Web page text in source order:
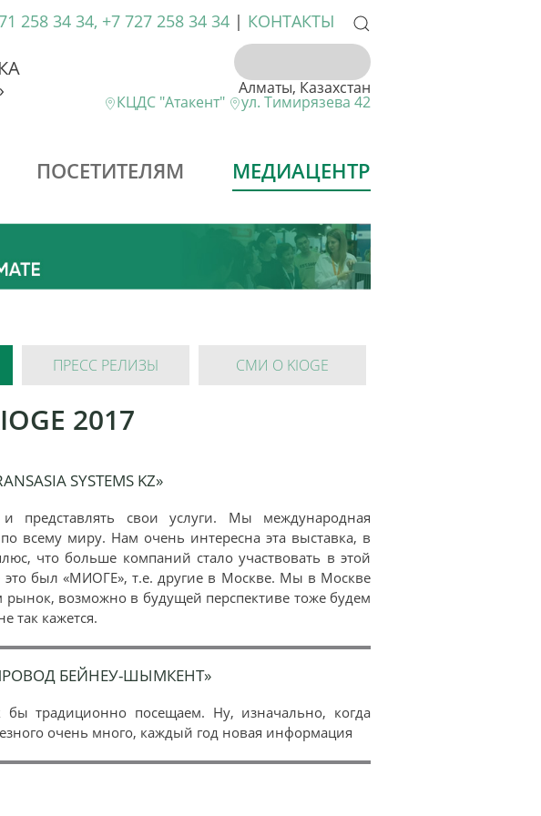
258 34 34, +7 727 258 34 34 | КОНТАКТЫ
Алматы, Казахстан
КЦДС "Атакент" ул. Тимирязева 42
ПОСЕТИТЕЛЯМ МЕДИАЦЕНТР
ПРЕСС РЕЛИЗЫ СМИ О KIOGE
2017
SYSTEMS KZ»
представлять свои услуги. Мы международная
всему миру. Нам очень интересна эта выставка, в
что больше компаний стало участвовать в этой
это был «МИОГЕ», т.е. другие в Москве. Мы в Москве
возможно в будущей перспективе тоже будем
так кажется.
БЕЙНЕУ-ШЫМКЕНТ»
бы традиционно посещаем. Ну, изначально, когда
очень много, каждый год новая информация